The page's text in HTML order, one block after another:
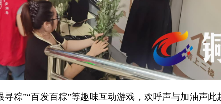
寻粽”“百发百粽”等趣味互动游戏，欢呼声与加油声此